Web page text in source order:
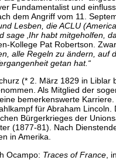
Fundamentalist und
dem Angriff vom 11.
Lesben, die ACLU
sage ‚Ihr habt mitgeholfen,
Kollege Pat Robertson.
alle Regeln zu ändern, auf
getan hat.“
(* 2. März 1829 in Liblar
Als Mitglied der
bemerkenswerte
für Abraham
Bürgerkrieges der
(1877-81). Nach
in Amerika.
Ocampo: Traces of France ,